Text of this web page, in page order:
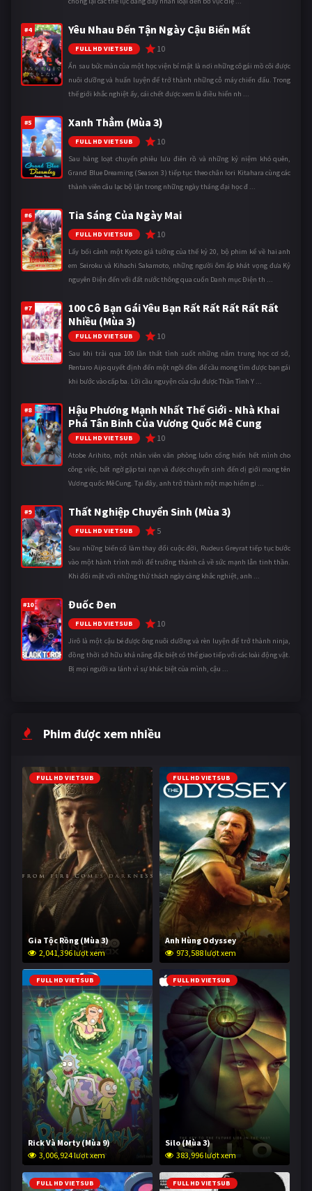
#4 Yêu Nhau Đến Tận Ngày Cậu Biến Mất
FULL HD VIETSUB 10
Ẩn sau bức màn của một học viện bí mật là nơi những cô gái mồ côi được
nuôi dưỡng và huấn luyện để trở thành những cỗ máy chiến đấu. Trong
thế giới khắc nghiệt ấy, cái chết được xem là điều hiển nh ...
#5 Xanh Thẳm (Mùa 3)
FULL HD VIETSUB 10
Sau hàng loạt chuyến phiêu lưu điên rồ và những kỷ niệm khó quên,
Grand Blue Dreaming (Season 3) tiếp tục theo chân Iori Kitahara cùng các
thành viên câu lạc bộ lặn trong những ngày tháng đại học đ ...
#6 Tia Sáng Của Ngày Mai
FULL HD VIETSUB 10
Lấy bối cảnh một Kyoto giả tưởng của thế kỷ 20, bộ phim kể về hai anh
em Seiroku và Kihachi Sakamoto, những người ôm ấp khát vọng đưa Kỷ
nguyên Điện đến với đất nước thông qua cuốn Danh mục Điện th ...
#7
100 Cô Bạn Gái Yêu Bạn Rất Rất Rất Rất Rất
Nhiều (Mùa 3)
FULL HD VIETSUB 10
Sau khi trải qua 100 lần thất tình suốt những năm trung học cơ sở,
Rentaro Aijo quyết định đến một ngôi đền để cầu mong tìm được bạn gái
khi bước vào cấp ba. Lời cầu nguyện của cậu được Thần Tình Y ...
#8
Hậu Phương Mạnh Nhất Thế Giới - Nhà Khai
Phá Tân Binh Của Vương Quốc Mê Cung
FULL HD VIETSUB 10
Atobe Arihito, một nhân viên văn phòng luôn cống hiến hết mình cho
công việc, bất ngờ gặp tai nạn và được chuyển sinh đến dị giới mang tên
Vương quốc Mê Cung. Tại đây, anh trở thành một mạo hiểm gi ...
#9 Thất Nghiệp Chuyển Sinh (Mùa 3)
FULL HD VIETSUB 5
Sau những biến cố làm thay đổi cuộc đời, Rudeus Greyrat tiếp tục bước
vào một hành trình mới để trưởng thành cả về sức mạnh lẫn tinh thần.
Khi đối mặt với những thử thách ngày càng khắc nghiệt, anh ...
#10 Đuốc Đen
FULL HD VIETSUB 10
Jirô là một cậu bé được ông nuôi dưỡng và rèn luyện để trở thành ninja,
đồng thời sở hữu khả năng đặc biệt có thể giao tiếp với các loài động vật.
Bị mọi người xa lánh vì sự khác biệt của mình, cậu ...
Phim được xem nhiều
FULL HD VIETSUB
Gia Tộc Rồng (Mùa 3)
2,041,396 lượt xem
FULL HD VIETSUB
Anh Hùng Odyssey
973,588 lượt xem
FULL HD VIETSUB
Rick Và Morty (Mùa 9)
3,006,924 lượt xem
FULL HD VIETSUB
Silo (Mùa 3)
383,996 lượt xem
FULL HD VIETSUB FULL HD VIETSUB